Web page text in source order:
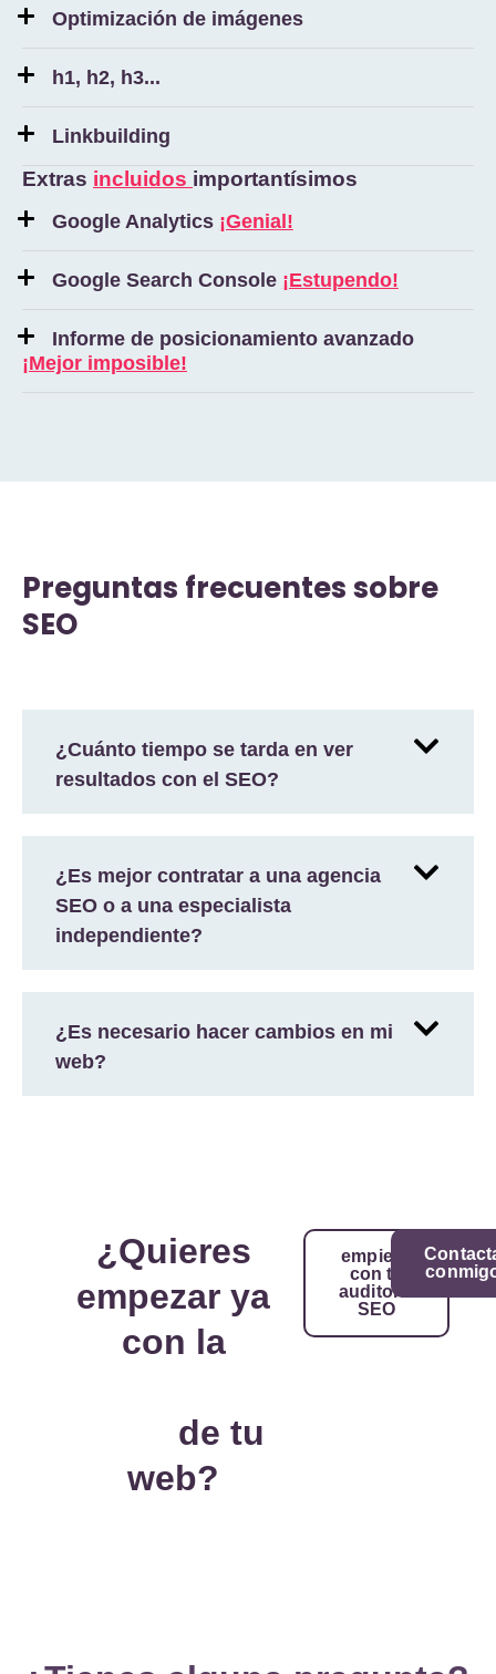
Optimización de imágenes
h1, h2, h3...
Linkbuilding
Extras incluidos importantísimos
Google Analytics ¡Genial!
Google Search Console ¡Estupendo!
Informe de posicionamiento avanzado
¡Mejor imposible!
Preguntas frecuentes sobre
SEO
¿Cuánto tiempo se tarda en ver
resultados con el SEO?
¿Es mejor contratar a una agencia
SEO o a una especialista
independiente?
¿Es necesario hacer cambios en mi
web?
¿Quieres
empezar ya
con la
de tu
web?
empieza
con tu
auditoría
SEO